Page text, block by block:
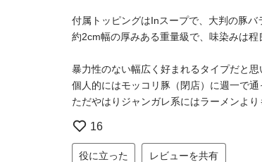
付属トッピングはInスープで、大判の豚バ
約2cm幅の厚みある重量級で、味染みは程
暴力性のない幅広く好まれるタイプだと
個人的にはモッコリ豚（閉店）に週一で
ただやはりジャンガレ系にはラーメンよ
16
役に立った レビューを共有